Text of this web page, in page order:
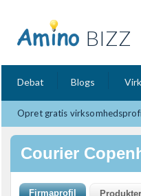
BIZZ
Debat Blogs
Opret gratis
Courier